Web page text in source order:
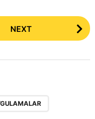
NEXT